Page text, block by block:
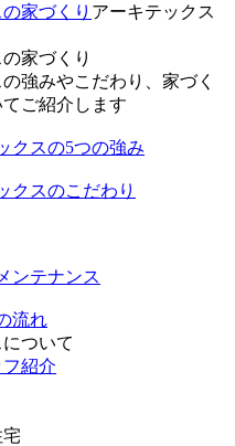
家づくり アーキテックス
家づくり
強みやこだわり、家づく
ご紹介します
クスの5つの強み
クスのこだわり
ンテナンス
流れ
ついて
紹介